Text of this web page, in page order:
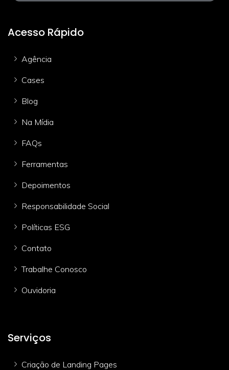
Acesso Rápido
Agência
Cases
Blog
Na Mídia
FAQs
Ferramentas
Depoimentos
Responsabilidade Social
Políticas ESG
Contato
Trabalhe Conosco
Ouvidoria
Serviços
Criação de Landing Pages